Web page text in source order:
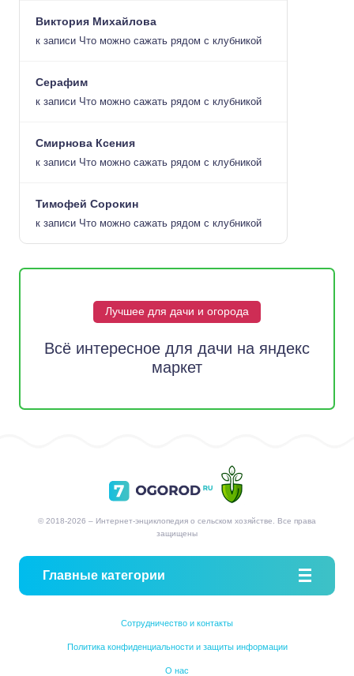
Виктория Михайлова
к записи Что можно сажать рядом с клубникой
Серафим
к записи Что можно сажать рядом с клубникой
Смирнова Ксения
к записи Что можно сажать рядом с клубникой
Тимофей Сорокин
к записи Что можно сажать рядом с клубникой
Лучшее для дачи и огорода
Всё интересное для дачи на яндекс
маркет
© 2018-2026 – Интернет-энциклопедия о сельском хозяйстве. Все права
защищены
Главные категории
Сотрудничество и контакты
Политика конфиденциальности и защиты информации
О нас